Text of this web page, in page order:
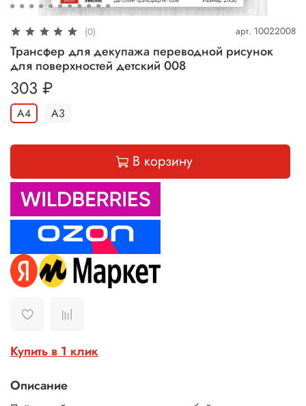
(0) арт. 10022008
Трансфер для декупажа переводной рисунок
для поверхностей детский 008
303 ₽
А4 А3
В корзину
Купить в 1 клик
Описание